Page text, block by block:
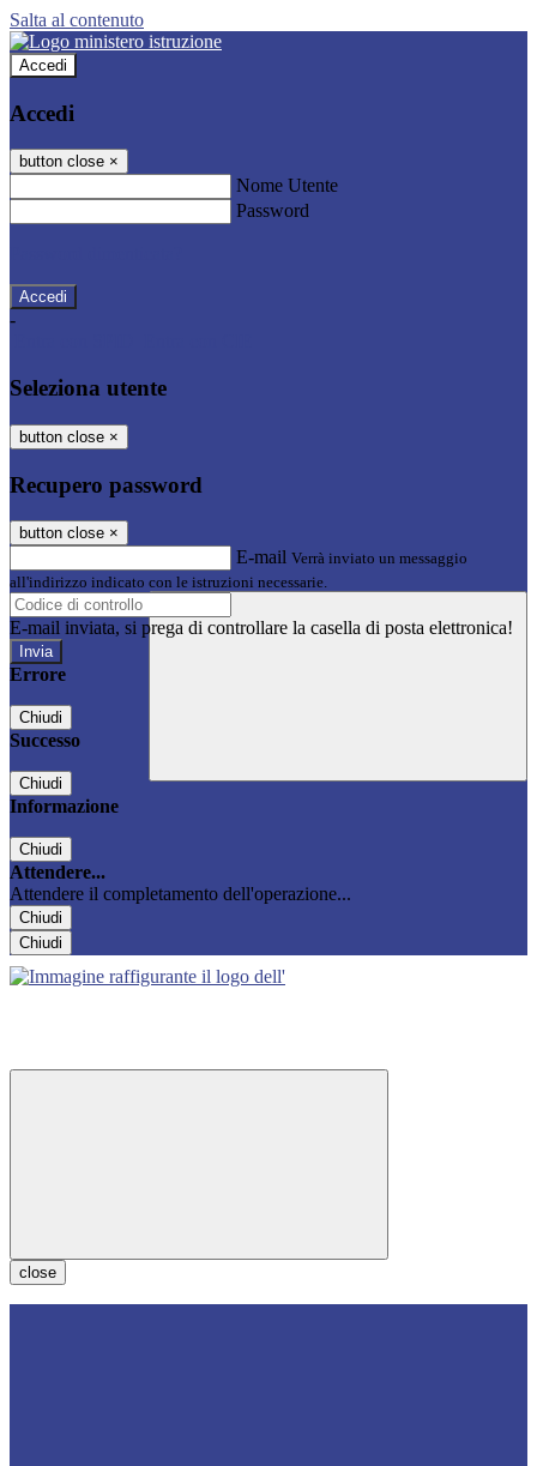
Salta al contenuto
Accedi
Accedi
button close ×
Nome Utente
Password
-
Seleziona utente
button close ×
Recupero password
button close ×
E-mail Verrà inviato un messaggio
all'indirizzo indicato con le istruzioni necessarie.
E-mail inviata, si prega di controllare la casella di posta elettronica!
Errore
Chiudi
Successo
Chiudi
Informazione
Chiudi
Attendere...
Attendere il completamento dell'operazione...
Chiudi
Chiudi
close